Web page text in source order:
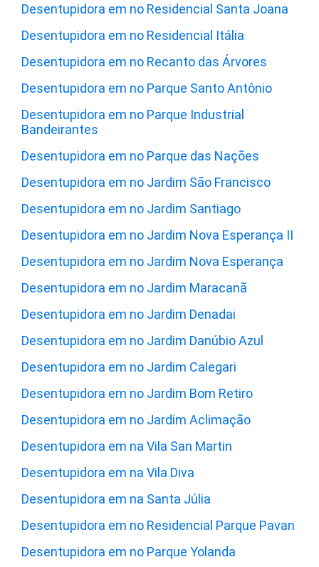
Desentupidora em no Residencial Santa Joana
Desentupidora em no Residencial Itália
Desentupidora em no Recanto das Árvores
Desentupidora em no Parque Santo Antônio
Desentupidora em no Parque Industrial
Bandeirantes
Desentupidora em no Parque das Nações
Desentupidora em no Jardim São Francisco
Desentupidora em no Jardim Santiago
Desentupidora em no Jardim Nova Esperança II
Desentupidora em no Jardim Nova Esperança
Desentupidora em no Jardim Maracanã
Desentupidora em no Jardim Denadai
Desentupidora em no Jardim Danúbio Azul
Desentupidora em no Jardim Calegari
Desentupidora em no Jardim Bom Retiro
Desentupidora em no Jardim Aclimação
Desentupidora em na Vila San Martin
Desentupidora em na Vila Diva
Desentupidora em na Santa Júlia
Desentupidora em no Residencial Parque Pavan
Desentupidora em no Parque Yolanda